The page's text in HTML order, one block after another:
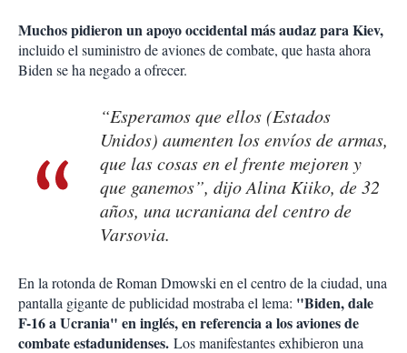
Muchos pidieron un apoyo occidental más audaz para Kiev,
incluido el suministro de aviones de combate, que hasta ahora
Biden se ha negado a ofrecer.
“Esperamos que ellos (Estados
Unidos) aumenten los envíos de armas,
que las cosas en el frente mejoren y
que ganemos”, dijo Alina Kiiko, de 32
años, una ucraniana del centro de
Varsovia.
En la rotonda de Roman Dmowski en el centro de la ciudad, una
pantalla gigante de publicidad mostraba el lema: "Biden, dale
F-16 a Ucrania" en inglés, en referencia a los aviones de
combate estadunidenses. Los manifestantes exhibieron una